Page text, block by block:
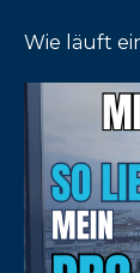
Wie läuft